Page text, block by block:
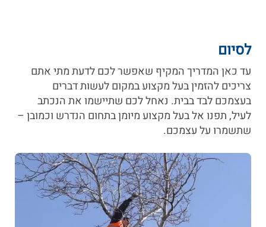
לסיום
עד כאן המדריך המקיף שאפשר לכם לדעת מתי אתם
צריכים להזמין בעל מקצוע במקום לעשות דברים
בעצמכם לבד בבית. נאחל לכם שתיישמו את הנכתב
לעיל, תפנו אל בעל מקצוע מיומן בתחום הנדרש וכמובן –
שתשמרו על עצמכם.